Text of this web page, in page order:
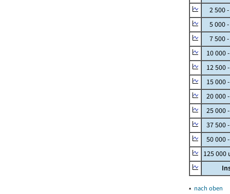
2 500
5 000
7 500
10 000
12 500
15 000
20 000
25 000
37 500
50 000
125
▴ nach oben